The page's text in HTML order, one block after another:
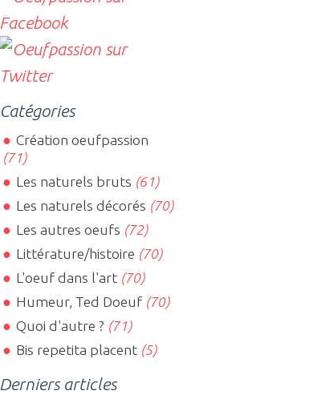
Catégories
Création oeufpassion
(71)
Les naturels bruts (61)
Les naturels décorés (70)
Les autres oeufs (72)
Littérature/histoire (70)
L'oeuf dans l'art(70)
Humeur, Ted Doeuf(70)
Quoi d'autre ? (71)
Bis repetita placent(5)
Derniers articles